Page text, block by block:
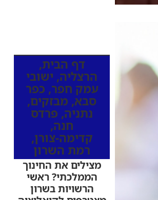
דף הבית,
הרצליה, ישובי
עמק חפר, כפר
סבא, מבזקים,
נתניה, פרדס
חנה,
קדימה-צורן,
רמת השרון
מצילים את החינוך
הממלכתי? ראשי
הרשויות בשרון